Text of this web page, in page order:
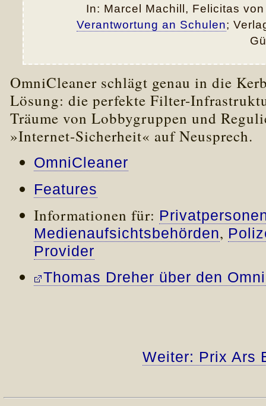
In: Marcel Machill, Felicitas
Verantwortung an Schulen;
OmniCleaner schlägt genau in die
Lösung: die perfekte Filter-
Träume von Lobbygruppen und
»Internet-Sicherheit« auf Neusprech.
OmniCleaner
Features
Informationen für:
Medienaufsichtsbehörden,
Provider
Thomas Dreher über den
Weiter: Prix Ars